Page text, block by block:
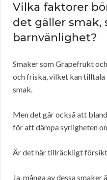
Vilka faktorer
det gäller smak,
barnvänlighet?
Smaker som Grapefrukt
och friska, vilket kan tilltala
smak.
Men det går också att
för att dämpa syrligheten
Är det här tillräckligt
Ja, många av dessa